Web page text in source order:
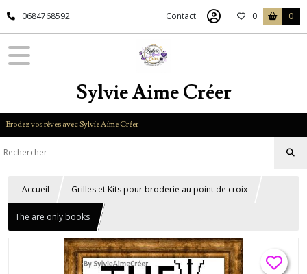
0684768592 Contact 0 0
Sylvie Aime Créer
Brodez vos rêves avec Sylvie Aime Créer
Accueil Grilles et Kits pour broderie au point de croix
The are only books